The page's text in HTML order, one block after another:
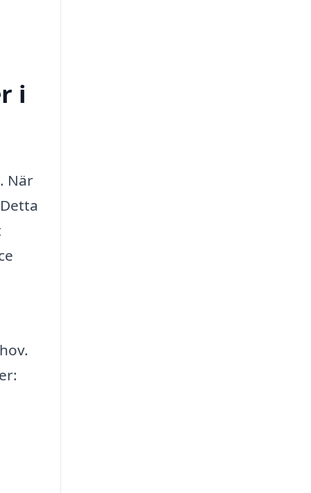
i
När